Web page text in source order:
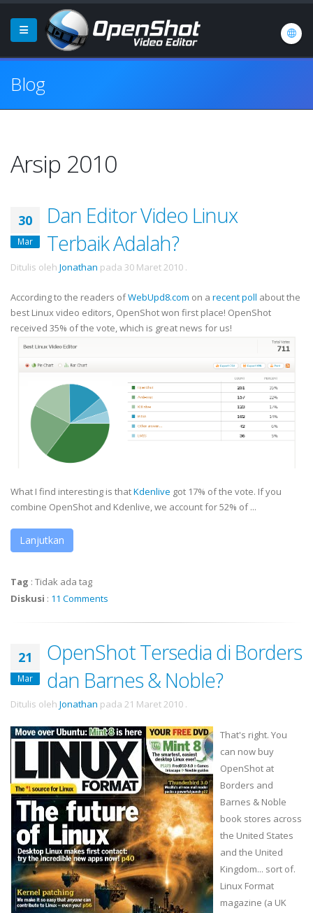
Blog
Arsip 2010
30
Mar
Dan Editor Video Linux
Terbaik Adalah?
Ditulis oleh Jonathan pada 30 Maret 2010 .
According to the readers ofWebUpd8.com on a recent poll about the
best Linux video editors, OpenShot won first place! OpenShot
received 35% of the vote, which is great news for us!
What I find interesting is thatKdenlive got 17% of the vote. If you
combine OpenShot and Kdenlive, we account for 52% of ...
Lanjutkan
Tag : Tidak ada tag
Diskusi : 11 Comments
21
Mar
OpenShot Tersedia di Borders
dan Barnes & Noble?
Ditulis oleh Jonathan pada 21 Maret 2010 .
That's right. You
can now buy
OpenShot at
Borders and
Barnes & Noble
book stores across
the United States
and the United
Kingdom... sort of.
Linux Format
magazine (a UK